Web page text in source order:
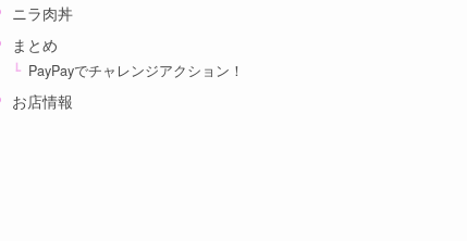
ニラ肉丼
まとめ
PayPayでチャレンジアクション！
お店情報